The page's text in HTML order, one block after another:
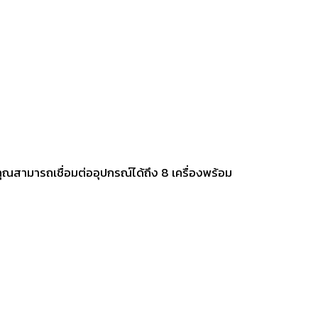
สามารถเชื่อมต่ออุปกรณ์ได้ถึง 8 เครื่องพร้อม